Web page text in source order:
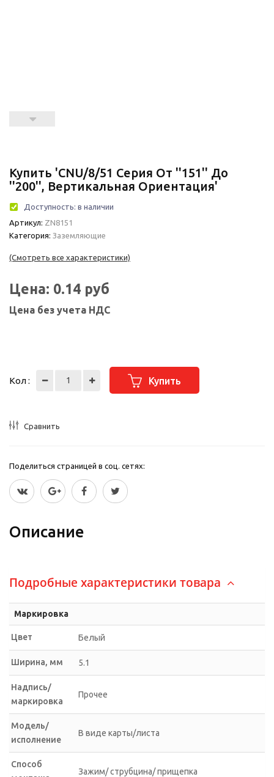
Купить 'CNU/8/51 Серия От ''151'' До
''200'', Вертикальная Ориентация'
Доступность: в наличии
Артикул: ZN8151
Категория: Заземляющие
(Смотреть все характеристики)
Цена: 0.14 руб
Цена без учета НДС
Кол : Купить
Сравнить
Поделиться страницей в соц. сетях:
Описание
Подробные характеристики товара
Маркировка
Цвет Белый
Ширина, мм 5.1
Надпись/
маркировка
Прочее
Модель/
исполнение
В виде карты/листа
Способ
Зажим/ струбцина/ прищепка